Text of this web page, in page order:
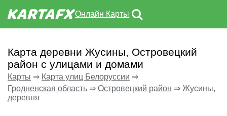
Онлайн Карты
Карта деревни Жусины, Островецкий
район с улицами и домами
Карты ⇒ Карта улиц Белоруссии ⇒
Гродненская область ⇒ Островецкий район ⇒ Жусины,
деревня